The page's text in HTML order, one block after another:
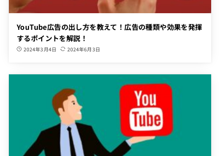
YouTube広告の出し方を教えて！広告の種類や効果を発揮
するポイントを解説！
2024年3月4日 2024年6月3日